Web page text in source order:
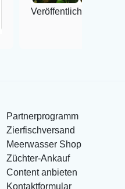
auf Google
Partnerprogramm
Zierfischversand
Meerwasser Shop
Züchter-Ankauf
Content anbieten
Kontaktformular